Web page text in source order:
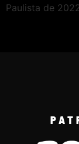
Paulista de